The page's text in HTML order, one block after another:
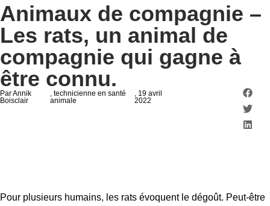
Animaux de compagnie –
Les rats, un animal de
compagnie qui gagne à
être connu.
Par Annik
Boisclair
, technicienne en santé
animale
, 19 avril
2022
Pour plusieurs humains, les rats évoquent le dégoût. Peut-être